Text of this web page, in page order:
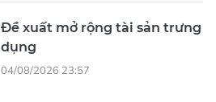
Đề xuất mở rộng tài sản trưng
dụng
04/08/2026 23:57